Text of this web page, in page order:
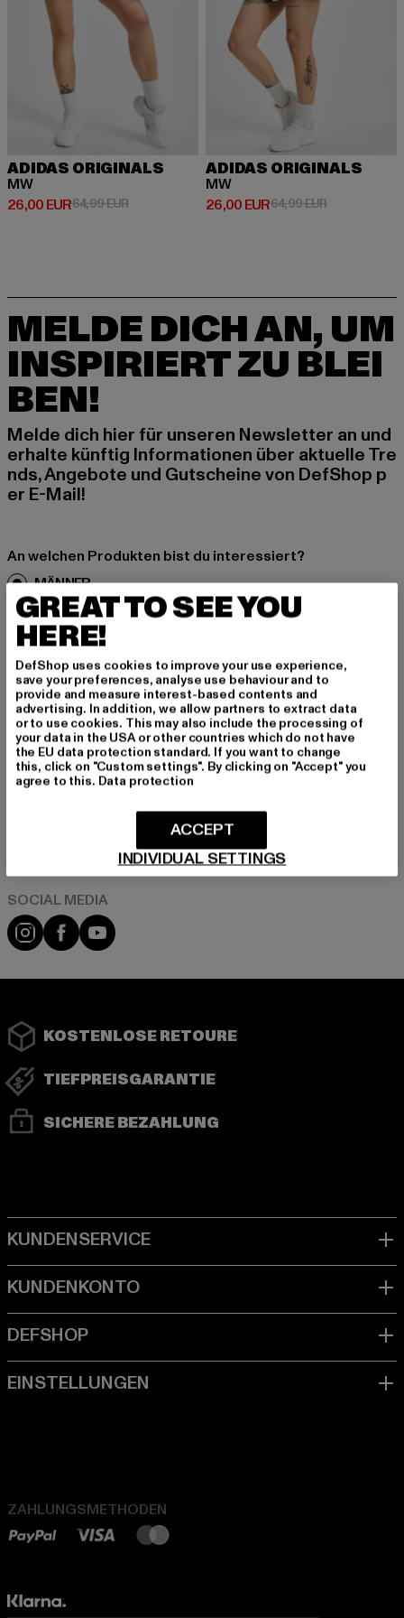
ADIDAS ORIGINALS
MW
26,00 EUR
Derzeitiger Preis: 26,00 EUR
64,99 EURAktionspreis: 64,99 EUR
ADIDAS ORIGINALS
MW
26,00 EUR
Derzeitiger Preis: 26,00 EUR
64,99 EURAktionspreis:
MELDE DICH AN, UM
INSPIRIERT ZU BLEI
BEN!
Melde dich hier für unseren Newsletter an und
erhalte künftig Informationen über aktuelle Tre
nds, Angebote und Gutscheine von DefShop p
er E-Mail!
An welchen Produkten bist du interessiert?
MÄNNER
FRAUEN
E-MAIL
ANMELDEN
Informationen dazu, wie DefShop mit Deinen Daten umgeht, findest Du
in unserer Datenschutzerklärung. Du kannst Dich jederzeit kostenfei
abmelden.Datenschutzerklärung lesen.
Play market
Instagram
FacebookYouTube
KOSTENLOSE RETOURE
TIEFPREISGARANTIE
SICHERE BEZAHLUNG
ZAHLUNGSMETHODEN
GREAT TO SEE YOU
HERE!
DefShop uses cookies to improve your use experience,
save your preferences, analyse use behaviour and to
provide and measure interest-based contents and
advertising. In addition, we allow partners to extract data
or to use cookies. This may also include the processing of
your data in the USA or other countries which do not have
the EU data protection standard. If you want to change
this, click on "Custom settings". By clicking on "Accept" you
agree to this. Data protection
INDIVIDUAL SETTINGS
ACCEPT